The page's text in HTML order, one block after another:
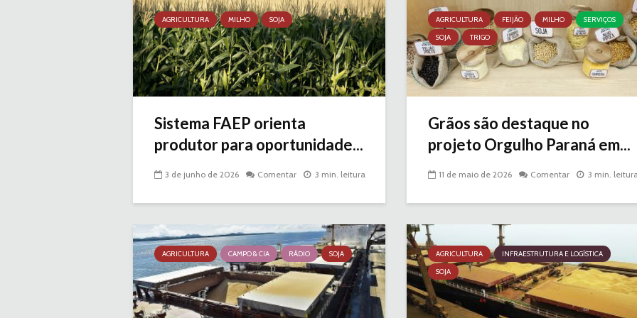
AGRICULTURA MILHO SOJA
Sistema FAEP orienta
produtor para oportunidade...
3 de junho de 2026 Comentar 3 min. leitura
AGRICULTURA FEIJÃO MILHO
SERVIÇOS
SOJA
TRIGO
Grãos são destaque no
projeto Orgulho Paraná em...
11 de maio de 2026 Comentar 3 min.
AGRICULTURA CAMPO & CIA RÁDIO SOJA AGRICULTURA
INFRAESTRUTURA E LOGÍSTICA
SOJA